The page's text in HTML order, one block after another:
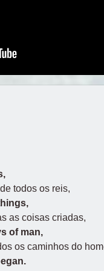
todos os reis,
as coisas criadas,
of man,
os caminhos do